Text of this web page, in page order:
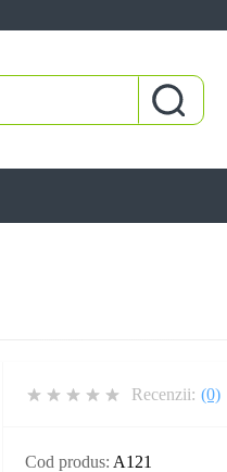
Recenzii: (0)
Cod produs: A121